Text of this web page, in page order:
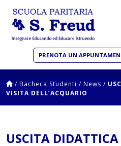
PRENOTA UN
/ Bacheca Studenti / News /
VISITA DELL’ACQUARIO
USCITA